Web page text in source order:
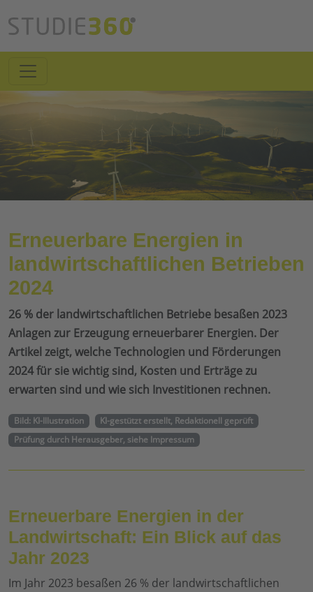
Erneuerbare Energien in
landwirtschaftlichen Betrieben
2024
26 % der landwirtschaftlichen Betriebe besaßen 2023
Anlagen zur Erzeugung erneuerbarer Energien. Der
Artikel zeigt, welche Technologien und Förderungen
2024 für sie wichtig sind, Kosten und Erträge zu
erwarten sind und wie sich Investitionen rechnen.
Bild: KI-Illustration
KI-gestützt erstellt, Redaktionell geprüft
Prüfung durch Herausgeber, siehe Impressum
Erneuerbare Energien in der
Landwirtschaft: Ein Blick auf das
Jahr 2023
Im Jahr 2023 besaßen 26 % der landwirtschaftlichen